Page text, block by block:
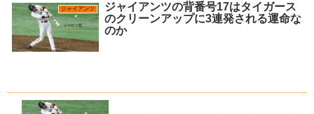
ジャイアンツ
ジャイアンツの背番号17はタイガース
のクリーンアップに3連発される運命な
のか